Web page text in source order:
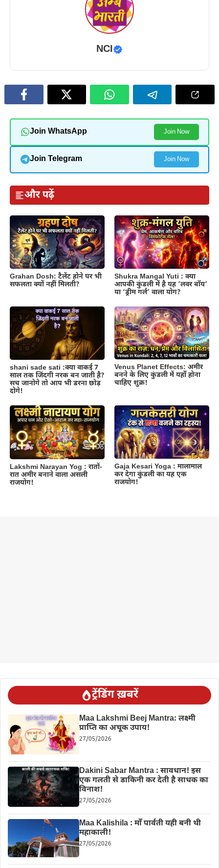
NCI
Join WhatsApp Join Now
Join Telegram Join Now
और पढ़ें
Grahan Dosh: टैलेंट होने पर भी
सफलता क्यों नहीं मिलती?
Shukra Mangal Yuti : क्या
आपकी कुंडली में है यह ‘लवर बॉय’
या ‘ड्रीम गर्ल’ वाला योग?
shani sade sati :क्या वाकई 7
साल तक जिंदगी नरक बन जाती है?
सच जानोगे तो आप भी डरना छोड़
दोगे!
Venus Planet Effects: अमीर
बनने के लिए कुंडली में यहाँ होना
चाहिए शुक्र!
Lakshmi Narayan Yog : रातों-
रात अमीर बनाने वाला असली
राजयोग!
Gaja Kesari Yoga : मालामाल
कर देगा कुंडली का यह एक
राजयोग!
ट्रेंडिंग ख़बरें
Maa Lakshmi Beej Mantra: लक्ष्मी
प्राप्ति का अचूक उपाय!
27/05/2026
Dakini Sabar Mantra : सावधान! इस
एक गलती से डाकिनी कर देती है साधक का
विनाश!
27/05/2026
Maa Kalishila : माँ पार्वती यही बनी थी
महाकाली!
27/05/2026